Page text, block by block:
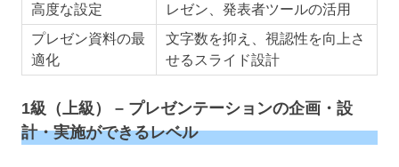
高度な設定
レゼン、発表者ツールの活用
プレゼン資料の最
適化
文字数を抑え、視認性を向上さ
せるスライド設計
1級（上級） – プレゼンテーションの企画・設
計・実施ができるレベル